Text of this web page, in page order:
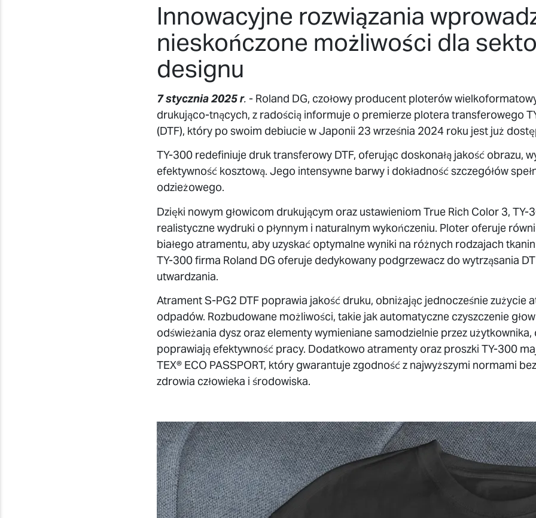
Innowacyjne rozwiązania
nieskończone możliwości dla
designu
7 stycznia 2025 r. - Roland DG, czołowy producent ploterów
drukująco-tnących, z radością informuje o premierze plotera transferowego
(DTF), który po swoim debiucie w Japonii 23 września 2024 roku jest już
TY-300 redefiniuje druk transferowy DTF, oferując doskonałą jakość obrazu,
efektywność kosztową. Jego intensywne barwy i dokładność szczegółów
odzieżowego.
Dzięki nowym głowicom drukującym oraz ustawieniom True Rich Color 3, TY-
realistyczne wydruki o płynnym i naturalnym wykończeniu. Ploter oferuje
białego atramentu, aby uzyskać optymalne wyniki na różnych rodzajach
TY-300 firma Roland DG oferuje dedykowany podgrzewacz do wytrząsania
utwardzania.
Atrament S-PG2 DTF poprawia jakość druku, obniżając jednocześnie zużycie
odpadów. Rozbudowane możliwości, takie jak automatyczne czyszczenie
odświeżania dysz oraz elementy wymieniane samodzielnie przez
poprawiają efektywność pracy. Dodatkowo atramenty oraz proszki TY-300
TEX® ECO PASSPORT, który gwarantuje zgodność z najwyższymi normami
zdrowia człowieka i środowiska.